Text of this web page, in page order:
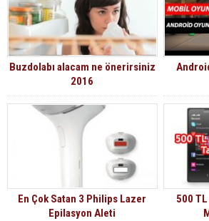
Buzdolabı alacam ne önerirsiniz
2016
En Çok Satan 3 Philips Lazer
Epilasyon Aleti
500 TL